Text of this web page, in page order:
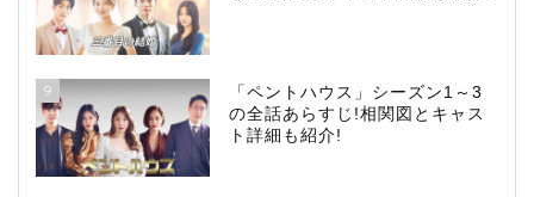
9
「ペントハウス」シーズン1～3
の全話あらすじ!相関図とキャス
ト詳細も紹介!